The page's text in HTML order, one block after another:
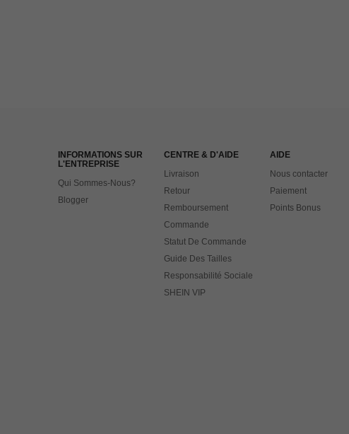
INFORMATIONS SUR
L'ENTREPRISE
Qui Sommes-Nous?
Blogger
CENTRE & D'AIDE
Livraison
Retour
Remboursement
Commande
Statut De Commande
Guide Des Tailles
Responsabilité Sociale
SHEIN VIP
AIDE
Nous contacter
Paiement
Points Bonus